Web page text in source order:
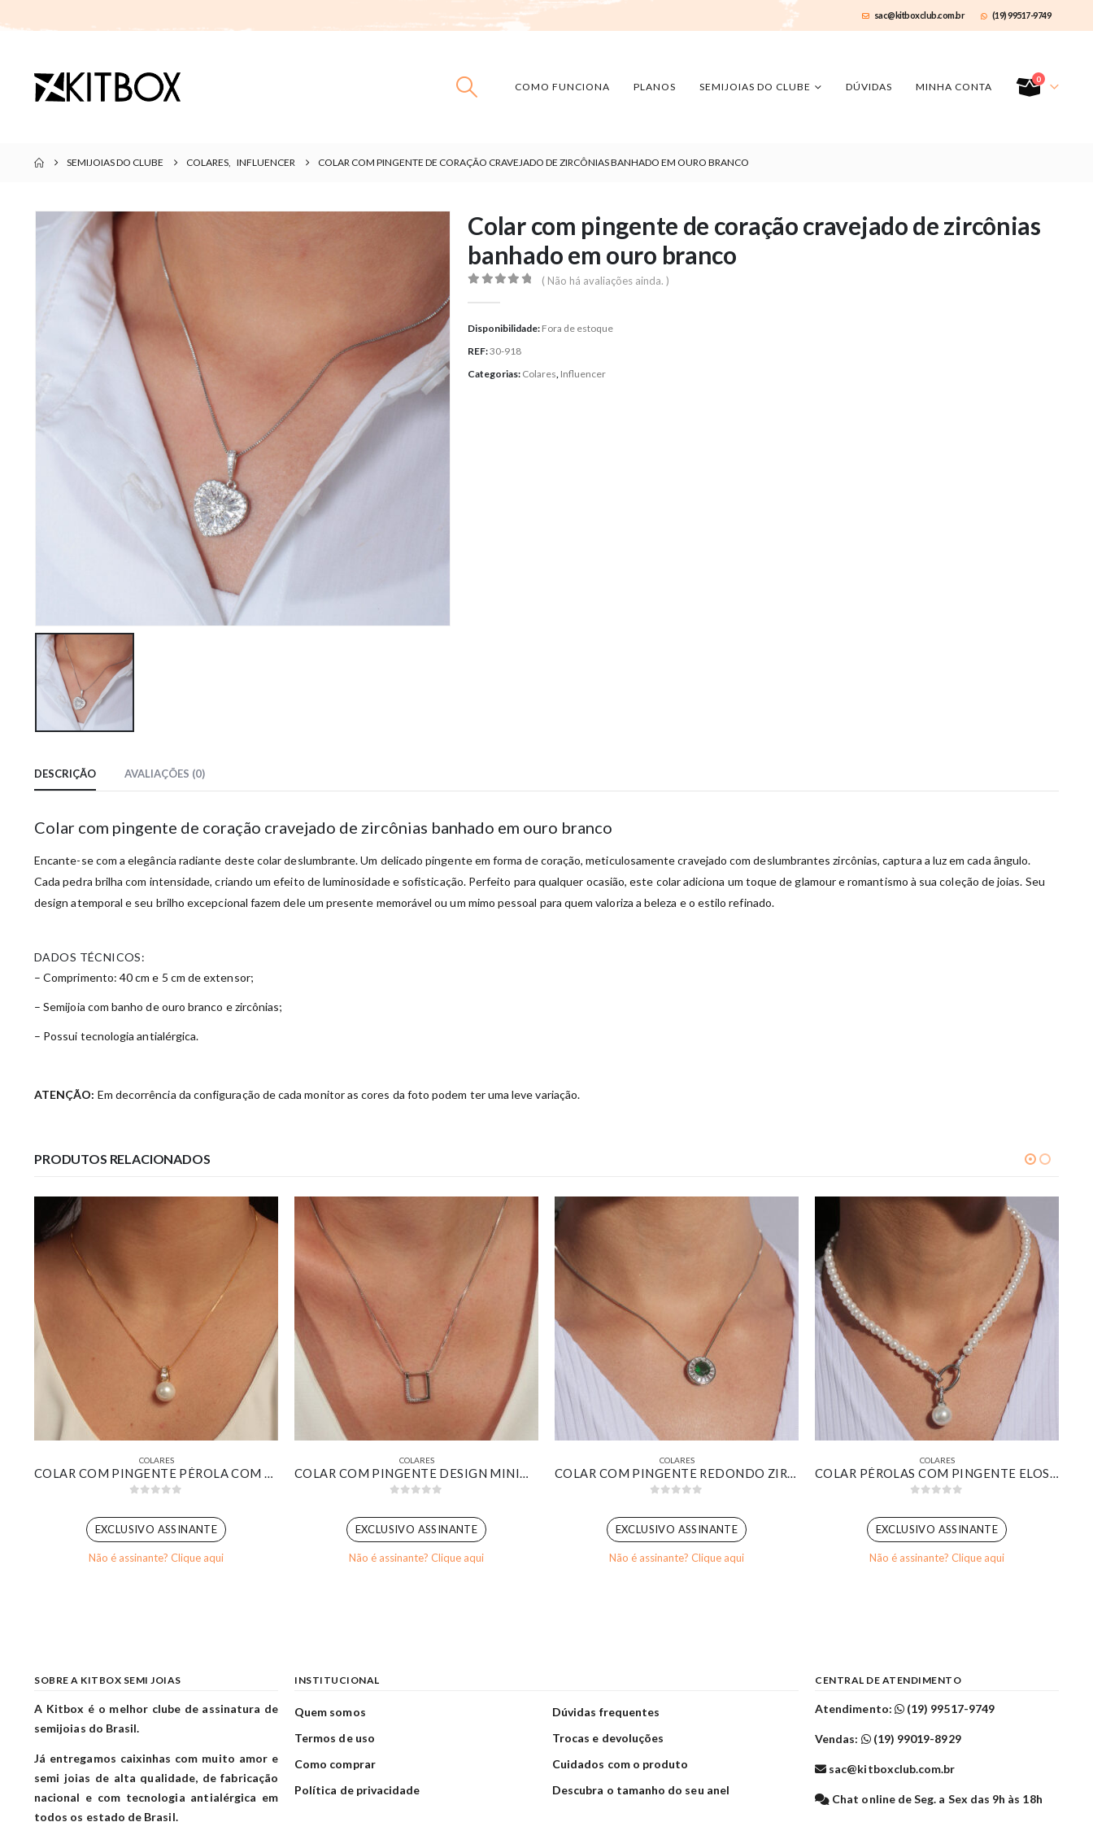
sac@kitboxclub.com.br (19) 99517-9749
COMO FUNCIONA PLANOS SEMIJOIAS DO CLUBE DÚVIDAS MINHA CONTA
0
SEMIJOIAS DO CLUBE COLARES, INFLUENCER COLAR COM PINGENTE DE CORAÇÃO CRAVEJADO DE ZIRCÔNIAS BANHADO EM OURO BRANCO
Colar com pingente de coração cravejado de zircônias
banhado em ouro branco
( Não há avaliações ainda. )
Disponibilidade: Fora de estoque
REF:30-918
Categorias: Colares Influencer
DESCRIÇÃO AVALIAÇÕES (0)
Colar com pingente de coração cravejado de zircônias banhado em ouro branco
Encante-se com a elegância radiante deste colar deslumbrante. Um delicado pingente em forma de coração, meticulosamente cravejado com deslumbrantes zircônias, captura a luz em cada ângulo.
Cada pedra brilha com intensidade, criando um efeito de luminosidade e sofisticação. Perfeito para qualquer ocasião, este colar adiciona um toque de glamour e romantismo à sua coleção de joias. Seu
design atemporal e seu brilho excepcional fazem dele um presente memorável ou um mimo pessoal para quem valoriza a beleza e o estilo refinado.
DADOS TÉCNICOS:
– Comprimento: 40 cm e 5 cm de extensor;
– Semijoia com banho de ouro branco e zircônias;
– Possui tecnologia antialérgica.
ATENÇÃO: Em decorrência da configuração de cada monitor as cores da foto podem ter uma leve variação.
PRODUTOS RELACIONADOS
COLARES
COLAR COM PINGENTE PÉROLA COM CONTRA ARGOLA CRAVEJADA BANHADA EM OURO 18K
EXCLUSIVO ASSINANTE
Não é assinante? Clique aqui
COLARES
COLAR COM PINGENTE DESIGN MINIMALISTA DELICADO BANHADO EM OURO BRANCO
EXCLUSIVO ASSINANTE
Não é assinante? Clique aqui
COLARES
COLAR COM PINGENTE REDONDO ZIRCÔNIA ESMERALDA BANHADA EM OURO BRANCO
EXCLUSIVO ASSINANTE
Não é assinante? Clique aqui
COLARES
COLAR PÉROLAS COM PINGENTE ELOS OVAIS BANHADO EM OURO BRANCO
EXCLUSIVO ASSINANTE
Não é assinante? Clique aqui
SOBRE A KITBOX SEMI JOIAS
A Kitbox é o melhor clube de assinatura de
semijoias do Brasil.
Já entregamos caixinhas com muito amor e
semi joias de alta qualidade, de fabricação
nacional e com tecnologia antialérgica em
todos os estado de Brasil.
INSTITUCIONAL
Quem somos
Termos de uso
Como comprar
Política de privacidade
Dúvidas frequentes
Trocas e devoluções
Cuidados com o produto
Descubra o tamanho do seu anel
CENTRAL DE ATENDIMENTO
Atendimento: (19) 99517-9749
Vendas: (19) 99019-8929
sac@kitboxclub.com.br
Chat online de Seg. a Sex das 9h às 18h